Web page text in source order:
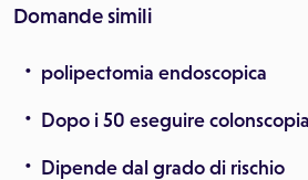
Domande simili
polipectomia endoscopica
Dopo i 50 eseguire colonscopia
Dipende dal grado di rischio